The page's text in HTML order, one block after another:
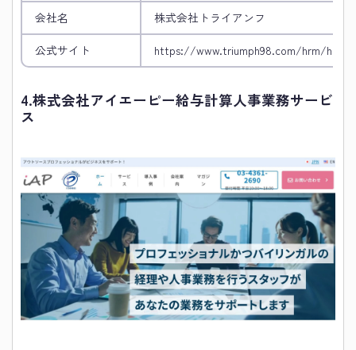
会社名 株式会社トライアンフ
公式サイト https://www.triumph98.com/hrm/
4.株式会社アイエーピー給与計算人事業務サービ
ス